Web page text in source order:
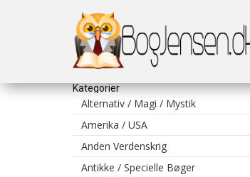
Kategorier
Alternativ / Magi / Mystik
Amerika / USA
Anden Verdenskrig
Antikke / Specielle Bøger